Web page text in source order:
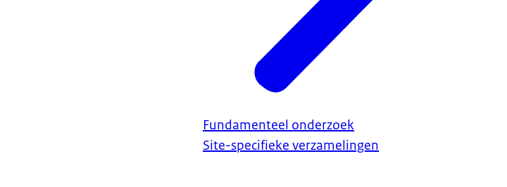
Fundamenteel onderzoek
Site-specifieke verzamelingen